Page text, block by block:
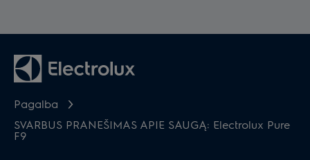
Pagalba
SVARBUS PRANEŠIMAS APIE SAUGĄ: Electrolux Pure
F9